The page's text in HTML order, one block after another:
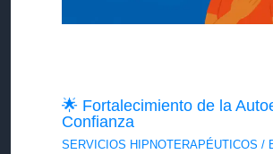
🌟 Fortalecimiento de la
Confianza
SERVICIOS HIPNOTERAPÉUTICOS /